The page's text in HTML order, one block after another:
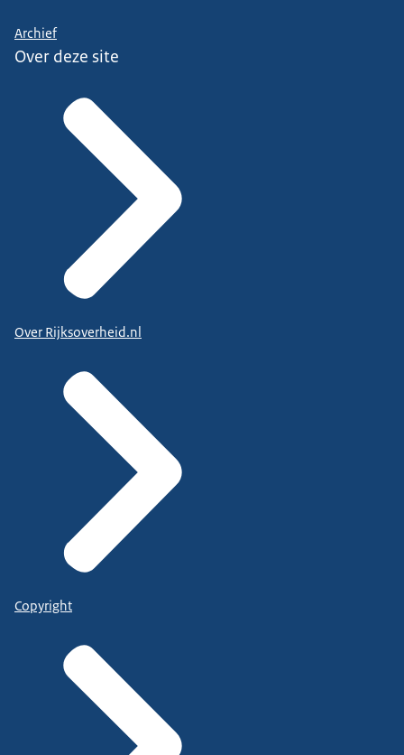
Archief
Over deze site
Over Rijksoverheid.nl
Copyright